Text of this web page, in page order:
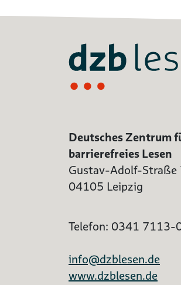
Deutsches Zentrum
barrierefreies Lesen
Gustav-Adolf-Straße
04105 Leipzig
Telefon: 0341 7113-
info@dzblesen.de
www.dzblesen.de